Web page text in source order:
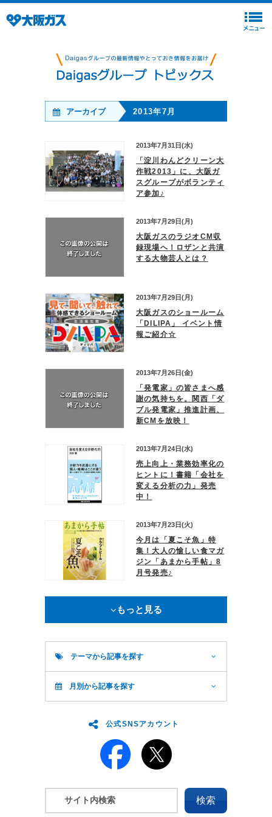
アーカイブ 2013年7月
2013年7月31日(水)
「淀川わんどクリーン大
作戦2013」に、大阪ガ
スグループがボランティ
ア参加♪
2013年7月29日(月)
大阪ガスのラジオCM収
録現場へ！ロザンと共演
する大物芸人とは？
2013年7月29日(月)
大阪ガスのショールーム
「DILIPA」 イベント情
報ご紹介☆
2013年7月26日(金)
「発電家」の皆さまへ感
謝の気持ちを。関西「ダ
ブル発電家」推進計画、
新CMを放映！
2013年7月24日(水)
売上向上・業務効率化の
ヒントに！書籍「会社を
変える分析の力」発売
中！
2013年7月23日(火)
今月は「夏こそ魚」特
集！大人の愉しい食マガ
ジン「あまから手帖」8
月号発売♪
もっと見る
テーマから記事を探す
月別から記事を探す
公式SNSアカウント